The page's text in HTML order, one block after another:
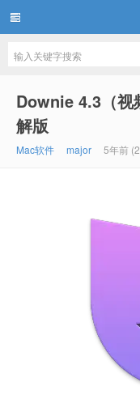
Downie 4.3（视
解版
Mac软件 major 5年前